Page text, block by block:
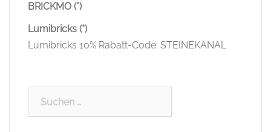
BRICKMO (*)
Lumibricks (*)
Lumibricks 10% Rabatt-Code: STEINEKANAL